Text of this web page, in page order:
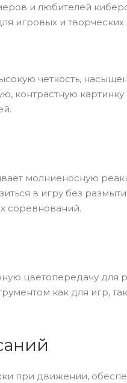
и любителей
игровых и творческих
четкость,
контрастную картинку
молниеносную
в игру без
соревнований.
цветопередачу для
как для игр,
при движении,